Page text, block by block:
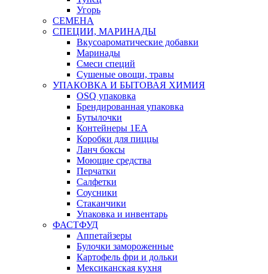
Угорь
СЕМЕНА
СПЕЦИИ, МАРИНАДЫ
Вкусоароматические добавки
Маринады
Смеси специй
Сушеные овощи, травы
УПАКОВКА И БЫТОВАЯ ХИМИЯ
OSQ упаковка
Брендированная упаковка
Бутылочки
Контейнеры 1ЕА
Коробки для пиццы
Ланч боксы
Моющие средства
Перчатки
Салфетки
Соусники
Стаканчики
Упаковка и инвентарь
ФАСТФУД
Аппетайзеры
Булочки замороженные
Картофель фри и дольки
Мексиканская кухня